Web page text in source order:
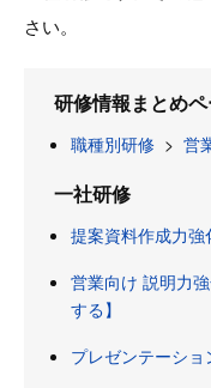
さい。
研修情報まとめ
職種別研修 > 営
一社研修
提案資料作成力強
営業向け 説明力
する】
プレゼンテーショ